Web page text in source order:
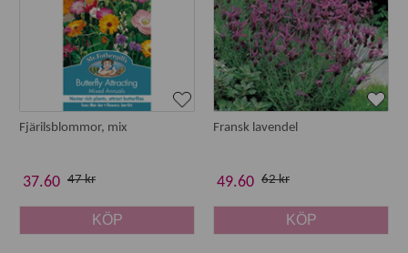
Fjärilsblommor, mix
37.60 47 kr
KÖP
Fransk lavendel
49.60 62 kr
KÖP